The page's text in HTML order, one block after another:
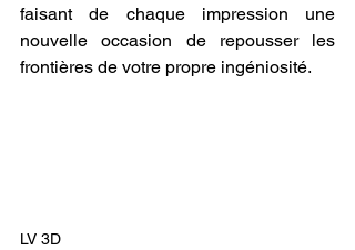
faisant de chaque impression une
nouvelle occasion de repousser les
frontières de votre propre ingéniosité.
LV 3D